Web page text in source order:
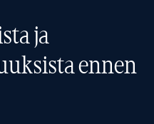
ja
ennen